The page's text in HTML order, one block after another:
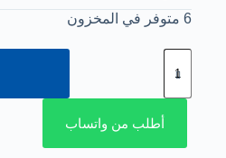
6 متوفر في المخزون
أطلب من واتساب